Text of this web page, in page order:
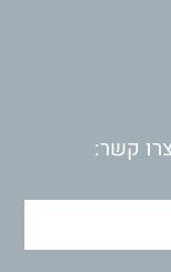
קשר: